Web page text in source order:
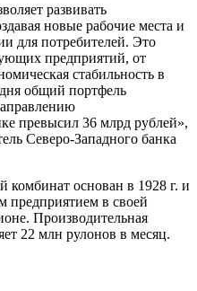
развивать
новые рабочие места и
для потребителей. Это
предприятий, от
стабильность в
общий портфель
превысил 36 млрд рублей»,
Северо-Западного банка
основан в 1928 г. и
предприятием в своей
Производительная
22 млн рулонов в месяц.